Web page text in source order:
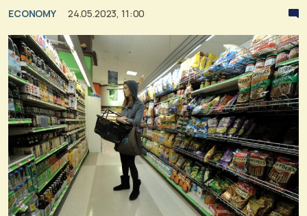
ECONOMY 24.05.2023, 11:00